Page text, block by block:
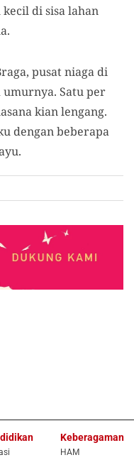
di sisa lahan
pusat niaga di
umurnya. Satu per
kian lengang.
dengan beberapa
Keberagaman
HAM